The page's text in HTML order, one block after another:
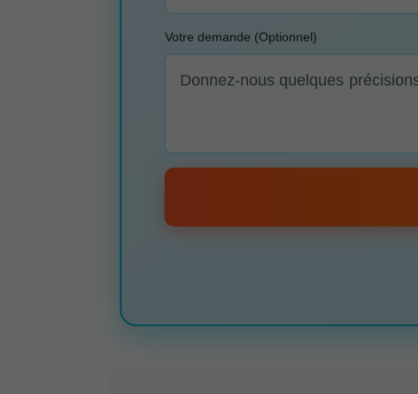
Votre demande (Optionnel)